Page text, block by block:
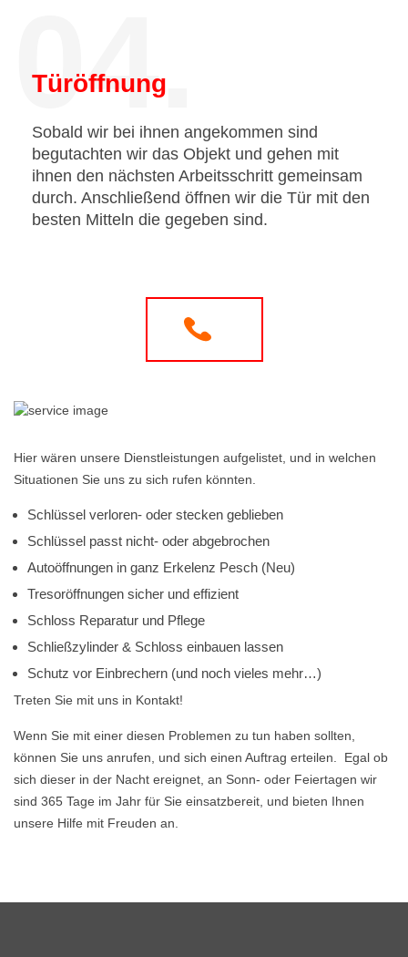
04.
Türöffnung
Sobald wir bei ihnen angekommen sind
begutachten wir das Objekt und gehen mit
ihnen den nächsten Arbeitsschritt gemeinsam
durch. Anschließend öffnen wir die Tür mit den
besten Mitteln die gegeben sind.
Hier wären unsere Dienstleistungen aufgelistet, und in welchen
Situationen Sie uns zu sich rufen könnten.
Schlüssel verloren- oder stecken geblieben
Schlüssel passt nicht- oder abgebrochen
Autoöffnungen in ganz Erkelenz Pesch (Neu)
Tresoröffnungen sicher und effizient
Schloss Reparatur und Pflege
Schließzylinder & Schloss einbauen lassen
Schutz vor Einbrechern (und noch vieles mehr…)
Treten Sie mit uns in Kontakt!
Wenn Sie mit einer diesen Problemen zu tun haben sollten,
können Sie uns anrufen, und sich einen Auftrag erteilen. Egal ob
sich dieser in der Nacht ereignet, an Sonn- oder Feiertagen wir
sind 365 Tage im Jahr für Sie einsatzbereit, und bieten Ihnen
unsere Hilfe mit Freuden an.